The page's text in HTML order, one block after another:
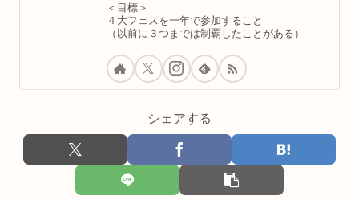
＜目標＞
４大フェスを一年で参加すること
（以前に３つまでは制覇したことがある）
シェアする